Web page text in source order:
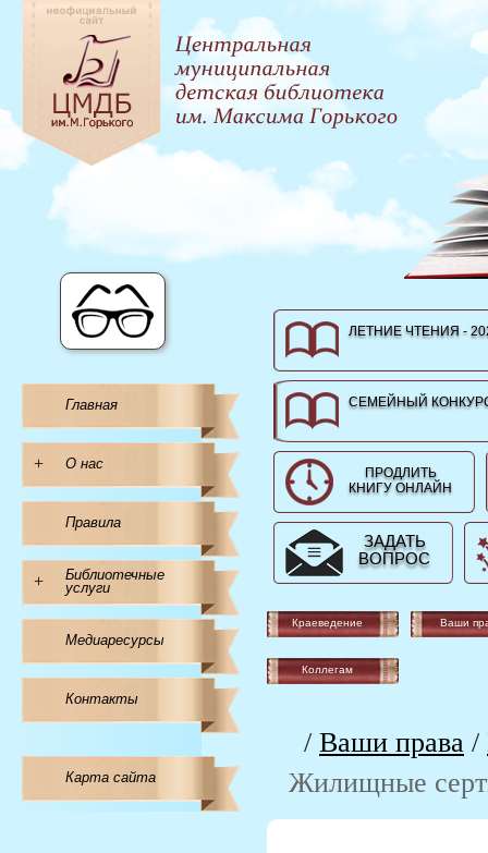
Главная
+ О нас
Правила
+
Библиотечные
услуги
Медиаресурсы
Контакты
Карта сайта
ЛЕТНИЕ ЧТЕНИЯ -
СЕМЕЙНЫЙ
ПРОДЛИТЬ
КНИГУ ОНЛАЙН
ЗАДАТЬ
ВОПРОС
Краеведение Ваши
Коллегам
/ Ваши права /
Жилищные